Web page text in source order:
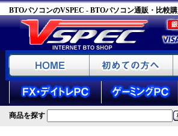
BTOパソコンのVSPEC - BTOパソコン通販・比較
商品を探す